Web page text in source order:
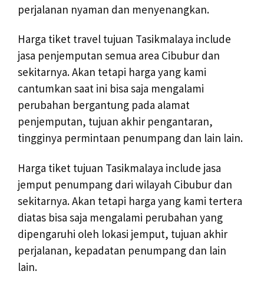
perjalanan nyaman dan menyenangkan.
Harga tiket travel tujuan Tasikmalaya include
jasa penjemputan semua area Cibubur dan
sekitarnya. Akan tetapi harga yang kami
cantumkan saat ini bisa saja mengalami
perubahan bergantung pada alamat
penjemputan, tujuan akhir pengantaran,
tingginya permintaan penumpang dan lain lain.
Harga tiket tujuan Tasikmalaya include jasa
jemput penumpang dari wilayah Cibubur dan
sekitarnya. Akan tetapi harga yang kami tertera
diatas bisa saja mengalami perubahan yang
dipengaruhi oleh lokasi jemput, tujuan akhir
perjalanan, kepadatan penumpang dan lain
lain.